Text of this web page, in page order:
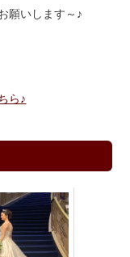
願いします～♪
ら♪